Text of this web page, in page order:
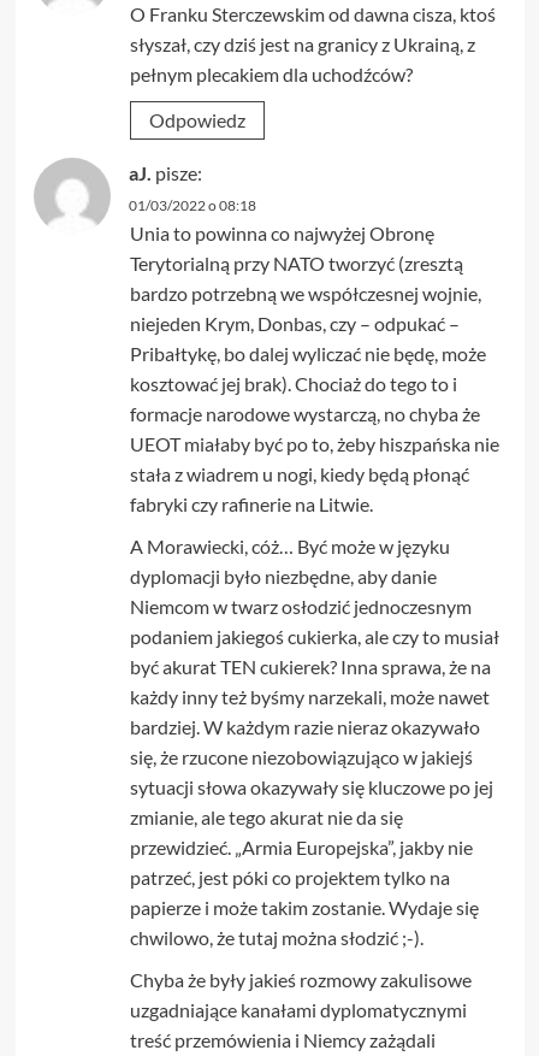
O Franku Sterczewskim od dawna cisza, ktoś
słyszał, czy dziś jest na granicy z Ukrainą, z
pełnym plecakiem dla uchodźców?
Odpowiedz
aJ. pisze:
01/03/2022 o 08:18
Unia to powinna co najwyżej Obronę
Terytorialną przy NATO tworzyć (zresztą
bardzo potrzebną we współczesnej wojnie,
niejeden Krym, Donbas, czy – odpukać –
Pribałtykę, bo dalej wyliczać nie będę, może
kosztować jej brak). Chociaż do tego to i
formacje narodowe wystarczą, no chyba że
UEOT miałaby być po to, żeby hiszpańska nie
stała z wiadrem u nogi, kiedy będą płonąć
fabryki czy rafinerie na Litwie.
A Morawiecki, cóż… Być może w języku
dyplomacji było niezbędne, aby danie
Niemcom w twarz osłodzić jednoczesnym
podaniem jakiegoś cukierka, ale czy to musiał
być akurat TEN cukierek? Inna sprawa, że na
każdy inny też byśmy narzekali, może nawet
bardziej. W każdym razie nieraz okazywało
się, że rzucone niezobowiązująco w jakiejś
sytuacji słowa okazywały się kluczowe po jej
zmianie, ale tego akurat nie da się
przewidzieć. „Armia Europejska”, jakby nie
patrzeć, jest póki co projektem tylko na
papierze i może takim zostanie. Wydaje się
chwilowo, że tutaj można słodzić ;-).
Chyba że były jakieś rozmowy zakulisowe
uzgadniające kanałami dyplomatycznymi
treść przemówienia i Niemcy zażądali